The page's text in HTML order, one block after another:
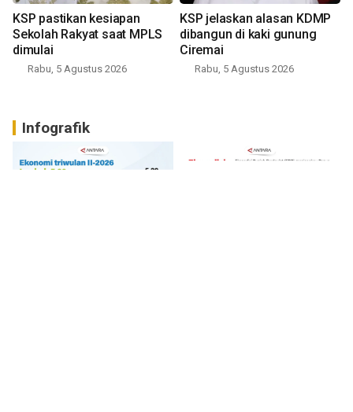
KSP pastikan kesiapan
Sekolah Rakyat saat MPLS
dimulai
Rabu, 5 Agustus 2026
KSP jelaskan alasan KDMP
dibangun di kaki gunung
Ciremai
Rabu, 5 Agustus 2026
Infografik